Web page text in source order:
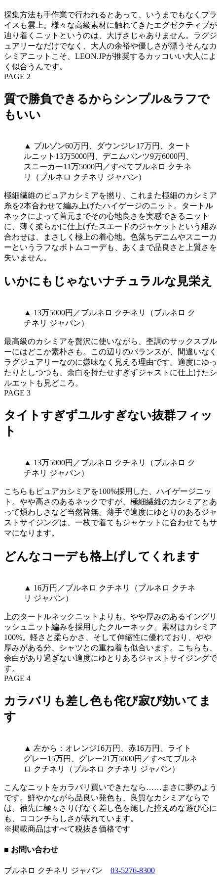
採集方法も手作業で行われるとあって、いうまでもなくプラ
イスも雲上。様々な高級素材に触れてきたエグゼクティブが
辿り着くニットというのは、大げさじゃありません。ラグジ
ュアリーなだけでなく、大人の余裕や優しさが漂うそんなカ
シミアニットこそ、LEON.JPが推奨するカッコいい大人によ
く似合うんです。
PAGE 2
質で勝負できるからシンプル&ラフで
もいい
▲ ブルゾン60万円、ダウンジレ17万円、タート
ルニット13万5000円、デニムパンツ9万6000円、
スニーカー11万5000円／すべてブルネロ クチネ
リ（ブルネロ クチネリ ジャパン）
極細繊維のピュアカシミアを撚り、これまた極細のカシミア
糸を2本合わせて編み上げたハイゲージのニット。タートル
ネックによって首元までその心地良さを実感できるニット
に、薄く柔らかに仕上げたスエードのジャケットという組み
合わせは、まさしく極上の着心地。色落ちデニムやスニーカ
ーというラフなボトムコーデも、あくまで品良さと上質さを
失いません。
いかにもじゃないナチュラルな見栄え
▲ 13万5000円／ブルネロ クチネリ（ブルネロ ク
チネリ ジャパン）
最高級のカシミアを贅沢に使いながら、杢調のサックスブル
ーにはどこか素朴さも。この辺りのバランスが、間違いなく
ラグジュアリーなのに嫌味なく見える理由です。適度にゆっ
たりとしつつも、余白を持たせすぎずジャストに仕上げたシ
ルエットも見どころ。
PAGE 3
タイトすぎずユルすぎない抜群フィッ
ト
▲ 13万5000円／ブルネロ クチネリ（ブルネロ ク
チネリ ジャパン）
こちらもピュアカシミアを100%採用した、ハイゲージニッ
ト。やや高さのあるネックですが、極細繊維のカシミアとあ
って煩わしさなど当然皆無。薄手で適度にゆとりのあるジャ
ストサイジングは、一枚で着てもジャケットに合わせてもサ
マになります。
どんなコーデも格上げしてくれます
▲ 16万円／ブルネロ クチネリ（ブルネロ クチネ
リ ジャパン）
上のタートルネックニットよりも、やや厚みのあるイングリ
ッシュニット編みを採用したクルーネック。素材はカシミア
100%。軽さと柔らかさ、そして伸縮性に優れており、やや
厚みがある分、シャツとの重ね着も似合います。こちらも、
余白があり過ぎない適度にゆとりあるジャストサイジングで
す。
PAGE 4
カラバリも差し色も侘び寂び効いてま
す
▲ 左から：オレンジ16万円、赤16万円、ライト
グレー15万円、グレー21万5000円／すべてブルネ
ロ クチネリ（ブルネロ クチネリ ジャパン）
こんなニットをカラバリ買いできたなら……まさに夢のよう
です。鮮やかながら品良い発色も、良質なカシミアならで
は。袖先に極々さりげなく差し色を施した控えめな遊び心に
も、ココンチらしさが表れています。
※掲載商品はすべて税抜き価格です
■ お問い合わせ
ブルネロ クチネリ ジャパン 03-5276-8300